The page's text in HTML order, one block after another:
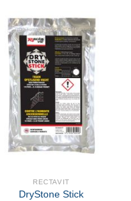
RECTAVIT
DryStone Stick